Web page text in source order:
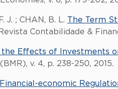
J. ; CHAN, B. L. The Term
Contabilidade &
the Effects of Investments
v. 4, p. 238-250, 2015.
Financial-economic